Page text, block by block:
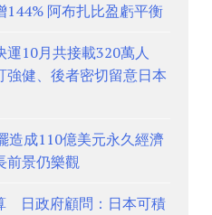
144% 阿布扎比盈虧平衡
運10月共接載320萬人
健、後者密切留意日本
造成110億美元永久經濟
景仍樂觀
日政府顧問：日本可積